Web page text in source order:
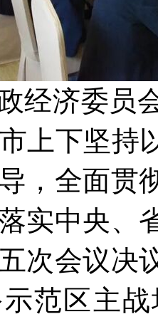
经济委员
上下坚持
，全面贯
实中央、
次会议决
范区主